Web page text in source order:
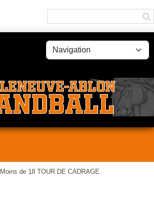
Moins de 18 TOUR DE CADRAGE